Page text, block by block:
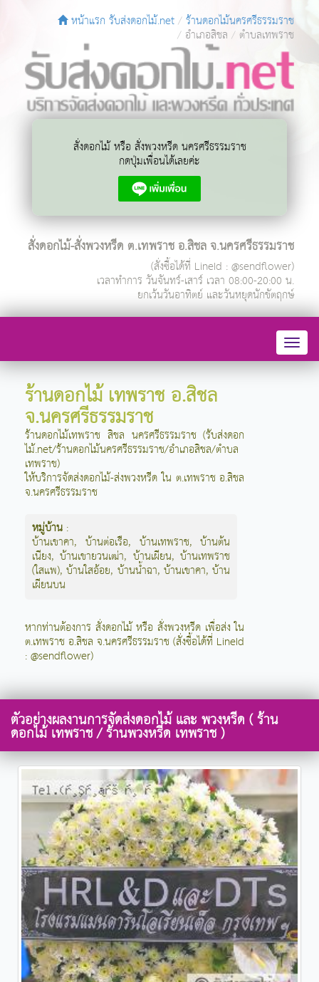
หน้าแรก รับส่งดอกไม้.net ร้านดอกไม้นครศรีธรรมราช
อำเภอสิชล ตำบลเทพราช
สั่งดอกไม้ หรือ สั่งพวงหรีด นครศรีธรรมราช
กดปุ่มเพื่อนได้เลยค่ะ
สั่งดอกไม้-สั่งพวงหรีด ต.เทพราช อ.สิชล จ.นครศรีธรรมราช
(สั่งซื้อได้ที่ LineId : @sendflower)
เวลาทำการ วันจันทร์-เสาร์ เวลา 08:00-20:00 น.
ยกเว้นวันอาทิตย์ และวันหยุดนักขัตฤกษ์
ร้านดอกไม้ เทพราช อ.สิชล
จ.นครศรีธรรมราช
ร้านดอกไม้เทพราช สิชล นครศรีธรรมราช (รับส่งดอก
ไม้.net/ร้านดอกไม้นครศรีธรรมราช/อำเภอสิชล/ตำบล
เทพราช)
ให้บริการจัดส่งดอกไม้-ส่งพวงหรีด ใน ต.เทพราช อ.สิชล
จ.นครศรีธรรมราช
หมู่บ้าน :
บ้านเขาคา, บ้านต่อเรือ, บ้านเทพราช,บ้านต้น
เนียง,บ้านเขายวนเฒ่า, บ้านเผียน,บ้านเทพราช
(ใสแพ),บ้านใสอ้อย, บ้านน้ำฉา,บ้านเขาคา,บ้าน
เผียนบน
หากท่านต้องการ สั่งดอกไม้ หรือ สั่งพวงหรีด เพื่อส่ง ใน
ต.เทพราช อ.สิชล จ.นครศรีธรรมราช (สั่งซื้อได้ที่ LineId
: @sendflower)
ตัวอย่างผลงานการจัดส่งดอกไม้ และ พวงหรีด ( ร้าน
ดอกไม้ เทพราช / ร้านพวงหรีด เทพราช )